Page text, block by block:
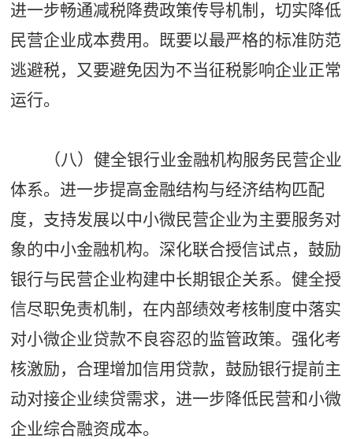
进一步畅通减税降费政策传导机制，切实降低
民营企业成本费用。既要以最严格的标准防范
逃避税，又要避免因为不当征税影响企业正常
运行。
（八）健全银行业金融机构服务民营企业
体系。进一步提高金融结构与经济结构匹配
度，支持发展以中小微民营企业为主要服务对
象的中小金融机构。深化联合授信试点，鼓励
银行与民营企业构建中长期银企关系。健全授
信尽职免责机制，在内部绩效考核制度中落实
对小微企业贷款不良容忍的监管政策。强化考
核激励，合理增加信用贷款，鼓励银行提前主
动对接企业续贷需求，进一步降低民营和小微
企业综合融资成本。